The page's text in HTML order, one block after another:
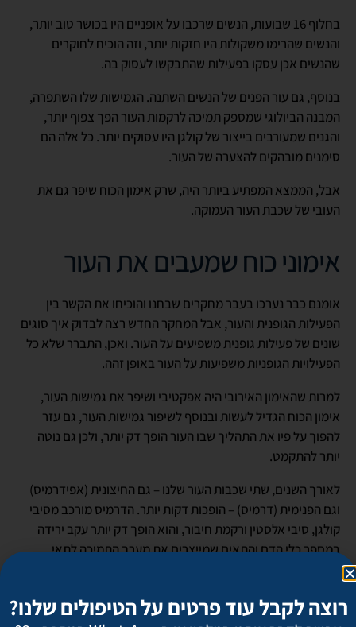
בחלוף 16 שבועות, הנשים שרכבו על אופניים היו בכושר טוב יותר,
והנשים שהרימו משקולות היו חזקות יותר, וזה הוכיח לחוקרים
שהנשים אכן עסקו בפעילות שהתבקשו לעסוק בה.
בנוסף, גם עור הפנים של הנשים השתנה. הגמישות שלו השתפרה,
המבנה הביולוגי שמספק תמיכה לרקמות העור הפך צפוף יותר,
והגנים שמעורבים בייצור של קולגן היו עסוקים יותר. כל אלה הם
סימנים מובהקים להצערה של העור.
אבל, הממצא המפתיע ביותר היה, שרק אימון הכוח שיפר גם את
העובי של שכבת העור העמוקה.
אימוני כוח שמעבים את העור
אומנם כבר נערכו בעבר מחקרים שבחנו והוכיחו את הקשר בין
הפעילות הגופנית והעור, אבל המחקר החדש רצה לבדוק איך סוגים
שונים של פעילות גופנית משפיעים על העור. ואכן, התברר שלא כל
הפעילויות הגופניות משפיעות על העור באופן זהה.
למרות שהאימון האירובי היה אפקטיבי ושיפר את גמישות העור,
אימון הכוח הגדיל לעשות ובנוסף לשיפור גמישות העור, גם עזר
להפוך על פיו את התהליך שבו העור הופך דק יותר, ולכן גם נוטה
יותר להתקמט.
לאורך השנים, שתי שכבות העור שלנו – גם החיצונית (אפידרמיס)
וגם הפנימית (דרמיס) – הופכות דקות יותר. הדרמיס מורכב מסיבי
קולגן, סיבי אלסטין ורקמת חיבור, והוא הופך דק יותר עקב ירידה
במספר כלי הדם והתאים שמייצרים את מערך התמיכה לתאי
סאטושי פוג׳יטה, המדען שעמד בראש המחקר, אמר שממצאי
רוצה לקבל עוד פרטים על הטיפולים שלנו?